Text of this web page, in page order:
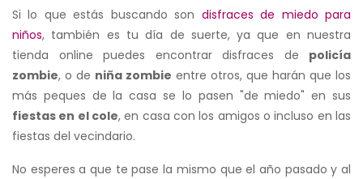
Si lo que estás buscando son disfraces de miedo para
niños, también es tu día de suerte, ya que en nuestra
tienda online puedes encontrar disfraces de policía
zombie, o de niña zombie entre otros, que harán que los
más peques de la casa se lo pasen "de miedo" en sus
fiestas en el cole, en casa con los amigos o incluso en las
fiestas del vecindario.
No esperes a que te pase la mismo que el año pasado y al